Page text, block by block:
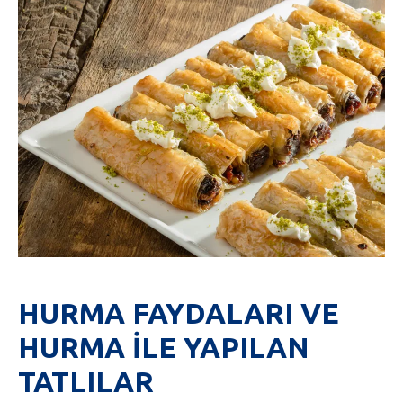
HURMA FAYDALARI VE
HURMA ILE YAPILAN
TATLILAR